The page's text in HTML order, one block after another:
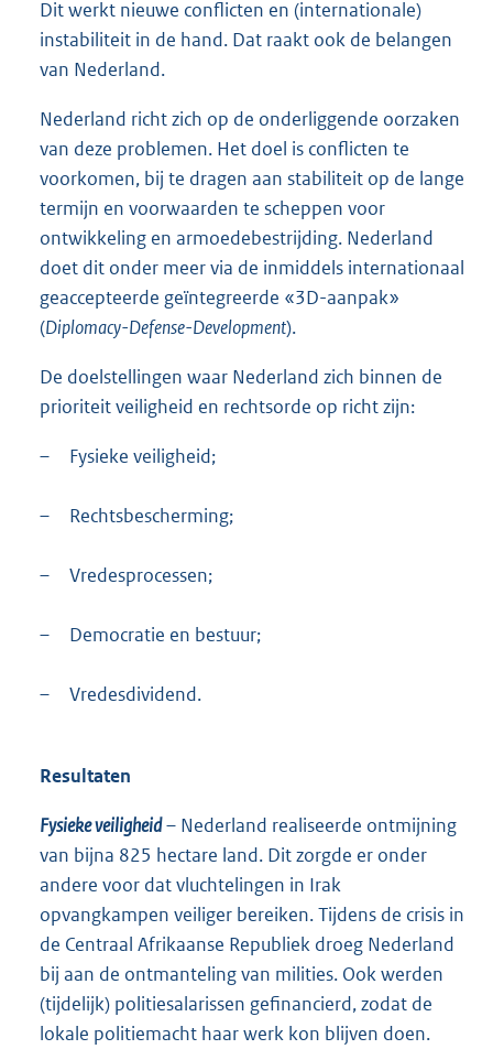
Dit werkt nieuwe conflicten en (internationale)
instabiliteit in de hand. Dat raakt ook de belangen
van Nederland.
Nederland richt zich op de onderliggende oorzaken
van deze problemen. Het doel is conflicten te
voorkomen, bij te dragen aan stabiliteit op de lange
termijn en voorwaarden te scheppen voor
ontwikkeling en armoedebestrijding. Nederland
doet dit onder meer via de inmiddels internationaal
geaccepteerde geïntegreerde «3D-aanpak»
(Diplomacy-Defense-Development).
De doelstellingen waar Nederland zich binnen de
prioriteit veiligheid en rechtsorde op richt zijn:
– Fysieke veiligheid;
– Rechtsbescherming;
– Vredesprocessen;
– Democratie en bestuur;
– Vredesdividend.
Resultaten
Fysieke veiligheid– Nederland realiseerde ontmijning
van bijna 825 hectare land. Dit zorgde er onder
andere voor dat vluchtelingen in Irak
opvangkampen veiliger bereiken. Tijdens de crisis in
de Centraal Afrikaanse Republiek droeg Nederland
bij aan de ontmanteling van milities. Ook werden
(tijdelijk) politiesalarissen gefinancierd, zodat de
lokale politiemacht haar werk kon blijven doen.